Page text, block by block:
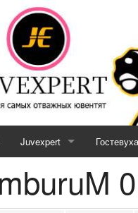
Juvexpert
Serie A (2026 / 2027)
Кубок JE (2026 / 2027)
Гостевуха